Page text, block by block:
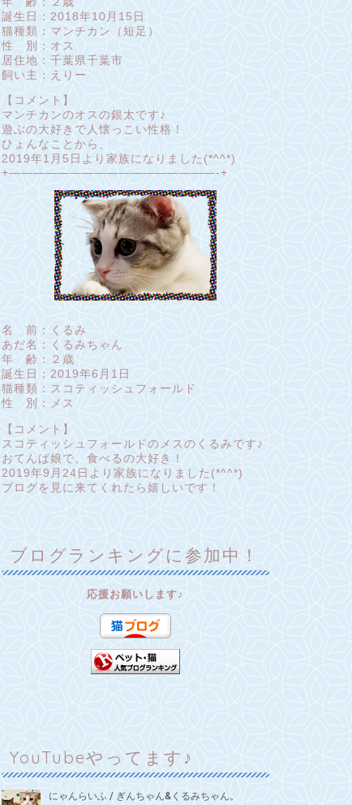
誕生日：2018年10月15日
猫種類：マンチカン（短足）
性 別：オス
居住地：千葉県千葉市
飼い主：えりー
【コメント】
マンチカンのオスの銀太です♪
遊ぶの大好きで人懐っこい性格！
ひょんなことから、
2019年1月5日より家族になりました(*^^*)
+—————————————————-+
名 前：くるみ
あだ名：くるみちゃん
年 齢：２歳
誕生日：2019年6月1日
猫種類：スコティッシュフォールド
性 別：メス
【コメント】
スコティッシュフォールドのメスのくるみです♪
おてんば娘で、食べるの大好き！
2019年9月24日より家族になりました(*^^*)
ブログを見に来てくれたら嬉しいです！
ブログランキングに参加中！
応援お願いします♪
YouTubeやってます♪